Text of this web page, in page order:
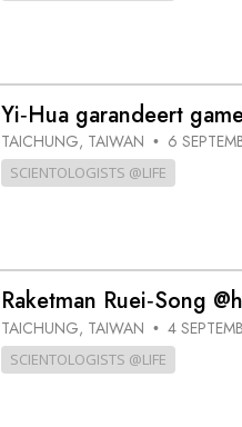
Yi‑Hua garandeert
TAICHUNG, TAIWAN • 6
SCIENTOLOGISTS @LIFE
Raketman Ruei‑Song
TAICHUNG, TAIWAN • 4
SCIENTOLOGISTS @LIFE